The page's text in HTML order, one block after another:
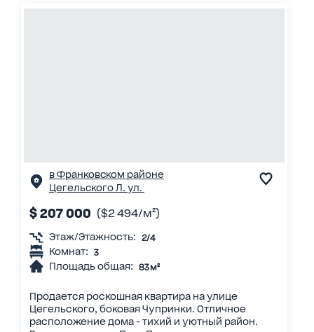
в Франковском районе
Цегельского Л. ул.
$ 207 000 ($2 494/м²)
Этаж/Этажность: 2/4
Комнат: 3
Площадь общая: 83 м²
Продается роскошная квартира на улице
Цегельского, боковая Чупринки. Отличное
расположение дома - тихий и уютный район.